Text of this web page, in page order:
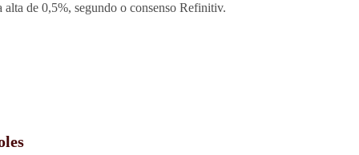
de 0,5%, segundo o consenso Refinitiv.